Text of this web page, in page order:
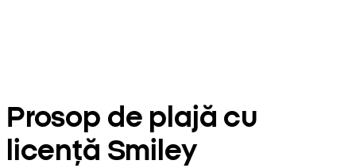
Prosop de plajă cu
licență Smiley